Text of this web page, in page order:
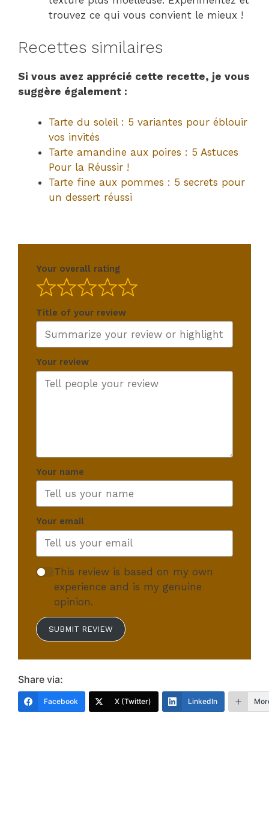
trouvez ce qui vous convient le mieux !
Recettes similaires
Si vous avez apprécié cette recette, je vous
suggère également :
Tarte du soleil : 5 variantes pour éblouir
vos invités
Tarte amandine aux poires : 5 Astuces
Pour la Réussir !
Tarte fine aux pommes : 5 secrets pour
un dessert réussi
Your overall rating
Title of your review
Your review
Your name
Your email
This review is based on my own
experience and is my genuine
opinion.
SUBMIT REVIEW
Share via:
Facebook X (Twitter) LinkedIn